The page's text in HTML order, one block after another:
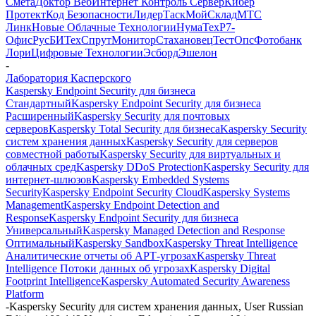
ПротектКод БезопасностиЛидерТаскМойСкладМТС
ЛинкНовые Облачные ТехнологииНумаТехР7-
ОфисРусБИТехСпрутМониторСтахановецТестОпсФотобанк
ЛориЦифровые ТехнологииЭсбордЭшелон
-
Лаборатория Касперского
Kaspersky Endpoint Security для бизнеса
СтандартныйKaspersky Endpoint Security для бизнеса
РасширенныйKaspersky Security для почтовых
серверовKaspersky Total Security для бизнесаKaspersky Security
систем хранения данныхKaspersky Security для серверов
совместной работыKaspersky Security для виртуальных и
облачных средKaspersky DDoS ProtectionKaspersky Security для
интернет-шлюзовKaspersky Embedded Systems
SecurityKaspersky Endpoint Security CloudKaspersky Systems
ManagementKaspersky Endpoint Detection and
ResponseKaspersky Endpoint Security для бизнеса
УниверсальныйKaspersky Managed Detection and Response
ОптимальныйKaspersky SandboxKaspersky Threat Intelligence
Аналитические отчеты об АРТ-угрозахKaspersky Threat
Intelligence Потоки данных об угрозахKaspersky Digital
Footprint IntelligenceKaspersky Automated Security Awareness
Platform
-Kaspersky Security для систем хранения данных, User Russian